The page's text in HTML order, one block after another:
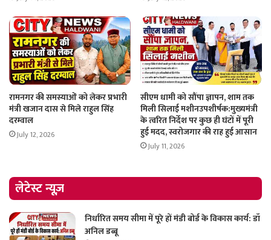
रामनगर की समस्याओं को लेकर प्रभारी
मंत्री खजान दास से मिले राहुल सिंह
दरम्वाल
July 12, 2026
सीएम धामी को सौंपा ज्ञापन, शाम तक
मिली सिलाई मशीनउपशीर्षक:मुख्यमंत्री
के त्वरित निर्देश पर कुछ ही घंटों में पूरी
हुई मदद, स्वरोजगार की राह हुई आसान
July 11, 2026
लेटेस्ट न्यूज़
निर्धारित समय सीमा में पूरे हों मंडी बोर्ड के विकास कार्य: डॉ
अनिल डब्बू